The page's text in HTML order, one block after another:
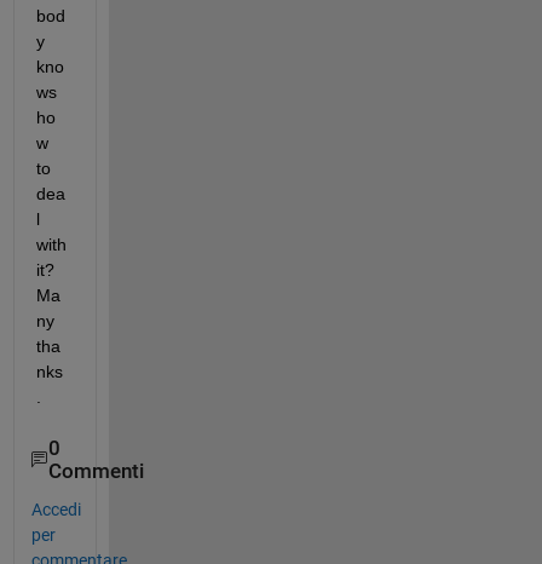
bod
y
kno
ws
ho
w
to
dea
l
with
it?
Ma
ny
tha
nks
0
Commenti
Accedi
per
commentare.